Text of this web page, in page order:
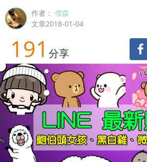
作者：傑森
文章2018-01-04
191 分享